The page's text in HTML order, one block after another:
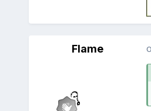
Flame